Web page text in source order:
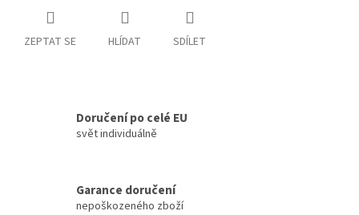
ZEPTAT SE HLÍDAT SDÍLET
Doručení po celé EU
svět individuálně
Garance doručení
nepoškozeného zboží